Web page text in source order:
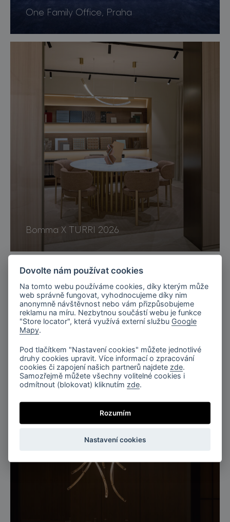
One Family Office, Praha
Bomma X TURRI 2026
Světelná spirála, Flare
Dovolte nám používat cookies
Na tomto webu používáme cookies, díky kterým může
web správně fungovat, vyhodnocujeme díky nim
anonymně návštěvnost nebo vám přizpůsobujeme
reklamu na míru. Nezbytnou součástí webu je funkce
"Store locator", která využívá externí službu Google
Mapy
Pod tlačítkem "Nastavení cookies" můžete jednotlivé
druhy cookies upravit. Více informací o zpracování
cookies či zapojení našich partnerů najdete zde
Samozřejmě můžete všechny volitelné cookies i
odmítnout (blokovat) kliknutím zde
Rozumím
Nastavení cookies